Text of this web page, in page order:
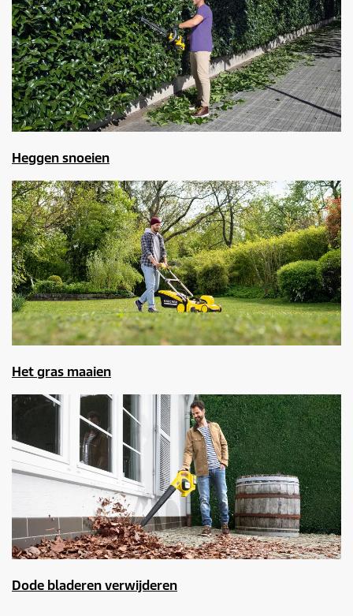
Heggen snoeien
Het gras maaien
Dode bladeren verwijderen